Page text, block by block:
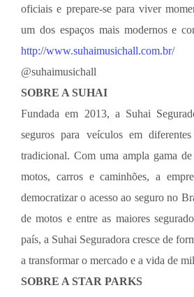
oficiais e prepare-se para viver
um dos espaços mais modernos e
http://
@suhaimusichall
SOBRE A SUHAI
Fundada em 2013, a Suhai
seguros para veículos em
tradicional. Com uma ampla gama
motos, carros e caminhões, a
democratizar o acesso ao seguro no
de motos e entre as maiores
país, a Suhai Seguradora cresce de
a transformar o mercado e a vida de
SOBRE A STAR PARKS